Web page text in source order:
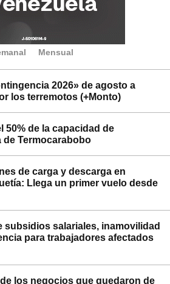
Mensual
2026» de agosto a
los terremotos (+Monto)
50% de la capacidad de
Termocarabobo
de carga y descarga en
Llega un primer vuelo desde
subsidios salariales, inamovilidad
para trabajadores afectados
los negocios que quedaron de